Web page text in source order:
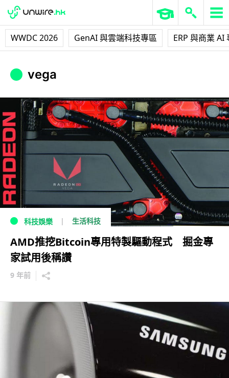
WWDC 2026 GenAI 與雲端科技專區 ERP 與商業 AI
vega
科技娛樂 生活科技
AMD推挖Bitcoin專用特製驅動程式 掘金專
家試用後稱讚
9 年前